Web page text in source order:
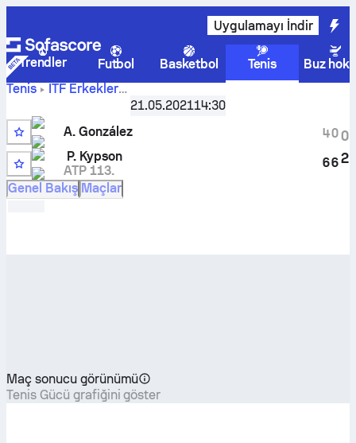
Uygulamayı İndir
Trendler Futbol Basketbol Tenis
Buz
Tenis
ITF Erkekler
Pensacola, FL, Singles M-ITF-USA-03A
González
sonuçları
21.05.202114:30
A. González
Q
P. Kypson
ATP 113.
4
6
0
6
0
2
Genel Bakış Maçlar
Maç sonucu görünümü
Tenis Gücü grafiğini göster